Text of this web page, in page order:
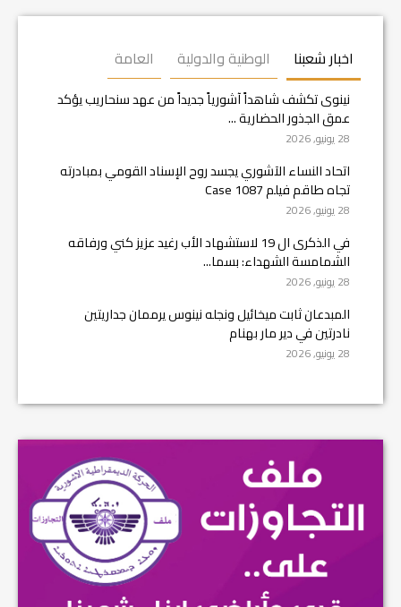
اخبار شعبنا الوطنية والدولية العامة
نينوى تكشف شاهداً آشورياً جديداً من عهد سنحاريب يؤكد
عمق الجذور الحضارية ...
28 يونيو, 2026
اتحاد النساء الآشوري يجسد روح الإسناد القومي بمبادرته
تجاه طاقم فيلم Case 1087
28 يونيو, 2026
في الذكرى ال 19 لاستشهاد الأب رغيد عزيز كني ورفاقه
الشمامسة الشهداء: بسما...
28 يونيو, 2026
المبدعان ثابت ميخائيل ونجله نينوس يرممان جداريتين
نادرتين في دير مار بهنام
28 يونيو, 2026